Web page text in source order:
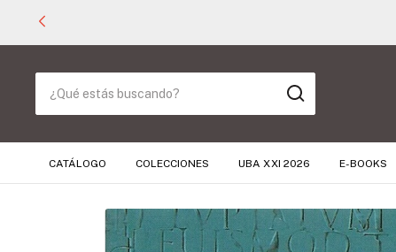
CATÁLOGO COLECCIONES UBA XXI 2026 E-BOOKS